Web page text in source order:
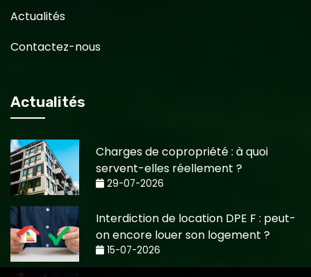
Actualités
Contactez-nous
Actualités
Charges de copropriété : à quoi
servent-elles réellement ?
29-07-2026
Interdiction de location DPE F : peut-
on encore louer son logement ?
15-07-2026